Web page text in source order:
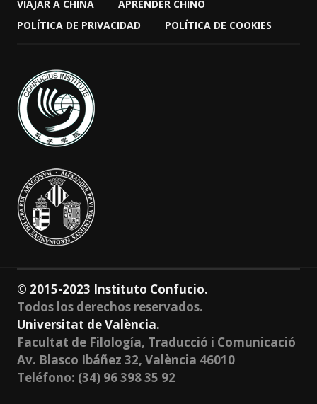
VIAJAR A CHINA
APRENDER CHINO
POLÍTICA DE PRIVACIDAD
POLÍTICA DE COOKIES
© 2015-2023 Instituto Confucio.
Todos los derechos reservados.
Universitat de València.
Facultat de Filología, Traducció i Comunicació
Av. Blasco Ibáñez 32, València 46010
Teléfono: (34) 96 398 35 92